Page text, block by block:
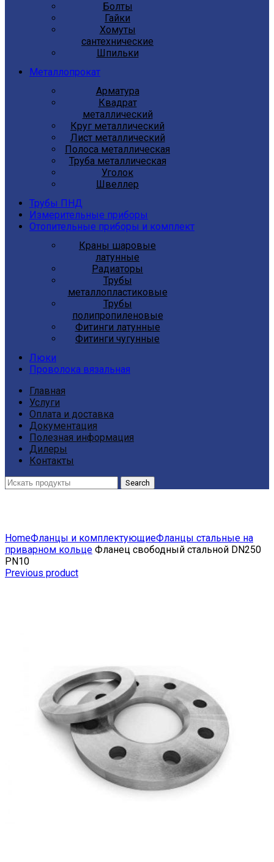
Болты
Гайки
Хомуты
сантехнические
Шпильки
Металлопрокат
Арматура
Квадрат
металлический
Круг металлический
Лист металлический
Полоса металлическая
Труба металлическая
Уголок
Швеллер
Трубы ПНД
Измерительные приборы
Отопительные приборы и комплект
Краны шаровые
латунные
Радиаторы
Трубы
металлопластиковые
Трубы
полипропиленовые
Фитинги латунные
Фитинги чугунные
Люки
Проволока вязальная
Главная
Услуги
Оплата и доставка
Документация
Полезная информация
Дилеры
Контакты
Search
HomeФланцы и комплектующиеФланцы стальные на
приварном кольце Фланец свободный стальной DN250
РN10
Previous product